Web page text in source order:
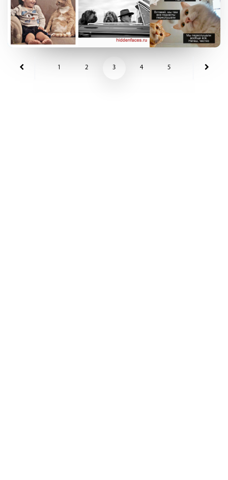
1 2 3 4 5